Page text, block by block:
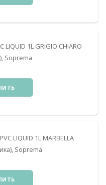
LIQUID 1L GRIGIO CHIARO
Soprema
LIQUID 1L MARBELLA
Soprema